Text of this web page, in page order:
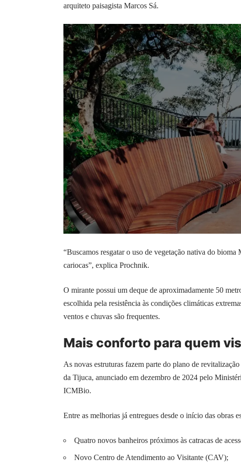
arquiteto paisagista Marcos Sá.
“Buscamos resgatar o uso de vegetação nativa do
cariocas”, explica Prochnik.
O mirante possui um deque de aproximadamente 50
escolhida pela resistência às condições climáticas
ventos e chuvas são frequentes.
Mais conforto para quem
As novas estruturas fazem parte do plano de
da Tijuca, anunciado em dezembro de 2024 pelo
ICMBio.
Entre as melhorias já entregues desde o início das obras
Quatro novos banheiros próximos às catracas de
Novo Centro de Atendimento ao Visitante (CAV);